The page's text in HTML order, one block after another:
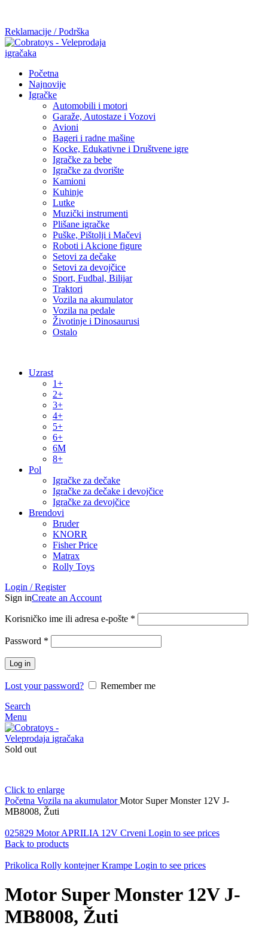
Reklamacije / Podrška
Početna
Najnovije
Igračke
Automobili i motori
Garaže, Autostaze i Vozovi
Avioni
Bageri i radne mašine
Kocke, Edukativne i Društvene igre
Igračke za bebe
Igračke za dvorište
Kamioni
Kuhinje
Lutke
Muzički instrumenti
Plišane igračke
Puške, Pištolji i Mačevi
Roboti i Akcione figure
Setovi za dečake
Setovi za devojčice
Sport, Fudbal, Bilijar
Traktori
Vozila na akumulator
Vozila na pedale
Životinje i Dinosaurusi
Ostalo
Uzrast
1+
2+
3+
4+
5+
6+
6M
8+
Pol
Igračke za dečake
Igračke za dečake i devojčice
Igračke za devojčice
Brendovi
Bruder
KNORR
Fisher Price
Matrax
Rolly Toys
Login / Register
Sign inCreate an Account
Korisničko ime ili adresa e-pošte *
Password *
Log in
Lost your password?
Remember me
Search
Menu
Sold out
Click to enlarge
Početna Vozila na akumulatorMotor Super Monster 12V J-
MB8008, Žuti
025829 Motor APRILIA 12V Crveni Login to see prices
Back to products
Prikolica Rolly kontejner Krampe Login to see prices
Motor Super Monster 12V J-
MB8008, Žuti